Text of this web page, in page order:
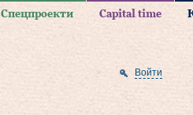
Спецпроекти Capital time
Войти